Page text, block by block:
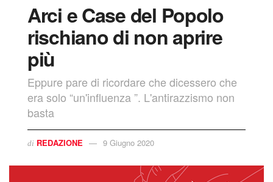
Arci e Case del Popolo
rischiano di non aprire
più
Eppure pare di ricordare che dicessero che
era solo “un'influenza ”. L'antirazzismo non
basta
di REDAZIONE 9 Giugno 2020